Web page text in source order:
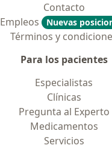
Contacto
Empleos
Nuevas
Términos y
Para los pacientes
Especialistas
Clínicas
Pregunta al Experto
Medicamentos
Servicios